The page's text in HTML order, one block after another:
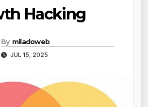
Hacking
By miladoweb
JUL 15, 2025